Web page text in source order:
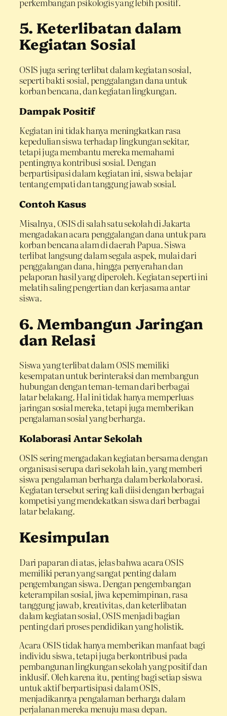
5. Keterlibatan dalam
Kegiatan Sosial
OSIS juga sering terlibat dalam kegiatan sosial,
seperti bakti sosial, penggalangan dana untuk
korban bencana, dan kegiatan lingkungan.
Dampak Positif
Kegiatan ini tidak hanya meningkatkan rasa
kepedulian siswa terhadap lingkungan sekitar,
tetapi juga membantu mereka memahami
pentingnya kontribusi sosial. Dengan
berpartisipasi dalam kegiatan ini, siswa belajar
tentang empati dan tanggung jawab sosial.
Contoh Kasus
Misalnya, OSIS di salah satu sekolah di Jakarta
mengadakan acara penggalangan dana untuk para
korban bencana alam di daerah Papua. Siswa
terlibat langsung dalam segala aspek, mulai dari
penggalangan dana, hingga penyerahan dan
pelaporan hasil yang diperoleh. Kegiatan seperti ini
melatih saling pengertian dan kerjasama antar
siswa.
6. Membangun Jaringan
dan Relasi
Siswa yang terlibat dalam OSIS memiliki
kesempatan untuk berinteraksi dan membangun
hubungan dengan teman-teman dari berbagai
latar belakang. Hal ini tidak hanya memperluas
jaringan sosial mereka, tetapi juga memberikan
pengalaman sosial yang berharga.
Kolaborasi Antar Sekolah
OSIS sering mengadakan kegiatan bersama dengan
organisasi serupa dari sekolah lain, yang memberi
siswa pengalaman berharga dalam berkolaborasi.
Kegiatan tersebut sering kali diisi dengan berbagai
kompetisi yang mendekatkan siswa dari berbagai
latar belakang.
Kesimpulan
Dari paparan di atas, jelas bahwa acara OSIS
memiliki peran yang sangat penting dalam
pengembangan siswa. Dengan pengembangan
keterampilan sosial, jiwa kepemimpinan, rasa
tanggung jawab, kreativitas, dan keterlibatan
dalam kegiatan sosial, OSIS menjadi bagian
penting dari proses pendidikan yang holistik.
Acara OSIS tidak hanya memberikan manfaat bagi
individu siswa, tetapi juga berkontribusi pada
pembangunan lingkungan sekolah yang positif dan
inklusif. Oleh karena itu, penting bagi setiap siswa
untuk aktif berpartisipasi dalam OSIS,
menjadikannya pengalaman berharga dalam
perjalanan mereka menuju masa depan.